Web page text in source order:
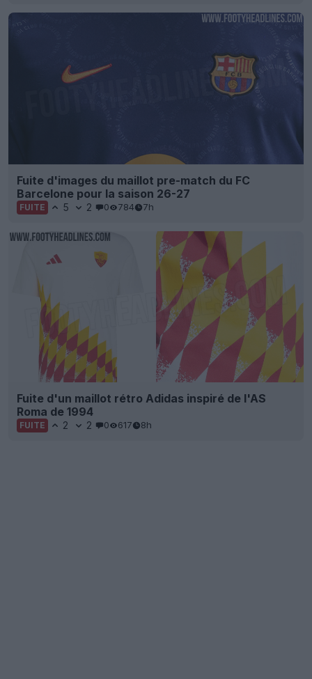
Fuite d'images du maillot pre-match du FC
Barcelone pour la saison 26-27
FUITE 5 2 0 784 7h
Fuite d'un maillot rétro Adidas inspiré de l'AS
Roma de 1994
FUITE 2 2 0 617 8h